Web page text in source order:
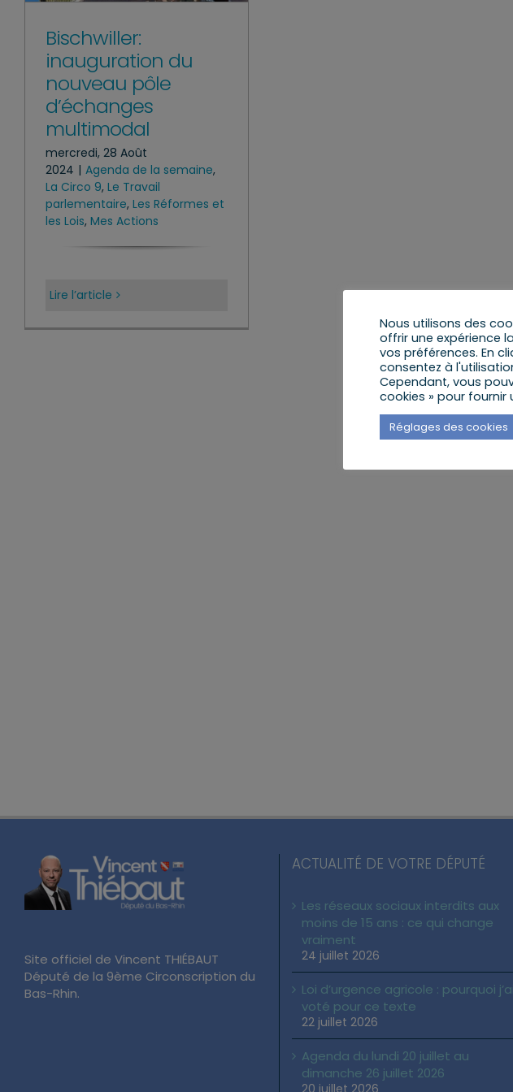
Bischwiller:
inauguration du
nouveau pôle
d’échanges
multimodal
mercredi, 28 Août
2024 | Agenda de la semaine,
La Circo 9, Le Travail
parlementaire, Les Réformes et
les Lois, Mes Actions
Lire l’article
Site officiel de Vincent THIÉBAUT
Député de la 9ème Circonscription du
Bas-Rhin.
ACTUALITÉ DE VOTRE DÉPUTÉ
Les réseaux sociaux interdits aux
moins de 15 ans : ce qui change
vraiment
24 juillet 2026
Loi d’urgence agricole : pourquoi j’ai
voté pour ce texte
22 juillet 2026
Agenda du lundi 20 juillet au
dimanche 26 juillet 2026
20 juillet 2026
Nous utilisons des
offrir une expérience
vos préférences. En
consentez à
Cependant, vous
cookies » pour
Réglages des cookies